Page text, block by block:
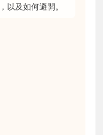
以及如何避開。